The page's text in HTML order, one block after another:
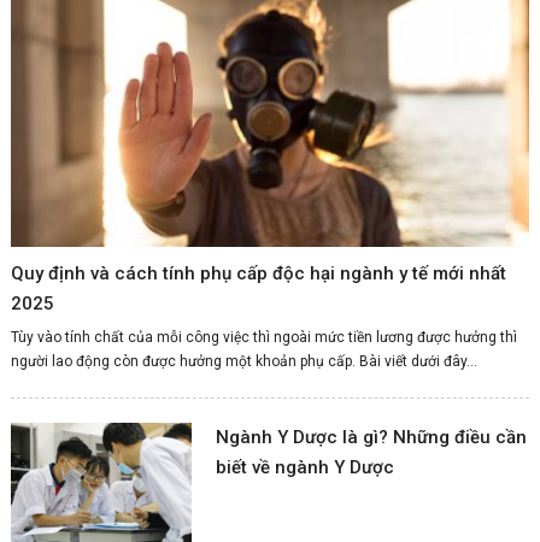
Quy định và cách tính phụ cấp độc hại ngành y tế mới nhất
2025
Tùy vào tính chất của mỗi công việc thì ngoài mức tiền lương được hưởng thì
người lao động còn được hưởng một khoản phụ cấp. Bài viết dưới đây...
Ngành Y Dược là gì? Những điều cần
biết về ngành Y Dược